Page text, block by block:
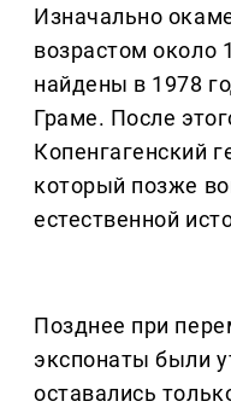
Изначально
возрастом около
найдены в 1978
Граме. После
Копенгагенский
который позже
естественной
Позднее при
экспонаты были
оставались